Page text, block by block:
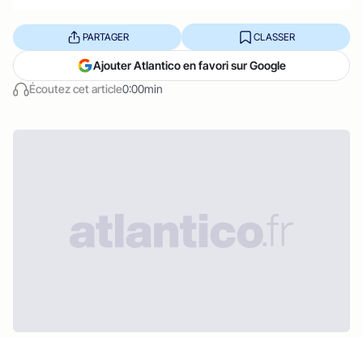
Écoutez cet article0:00min
PARTAGER CLASSER
Ajouter Atlantico en favori sur Google